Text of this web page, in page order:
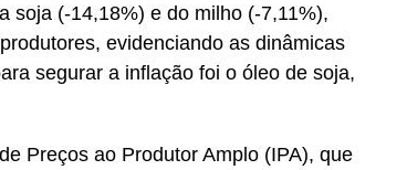
soja (-14,18%) e do milho (-7,11%),
evidenciando as dinâmicas
segurar a inflação foi o óleo de soja,
Preços ao Produtor Amplo (IPA), que